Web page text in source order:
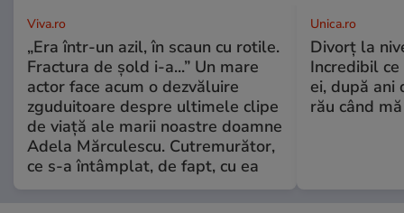
Viva.ro
„Era într-un azil, în scaun cu rotile.
Fractura de șold i-a...” Un mare
actor face acum o dezvăluire
zguduitoare despre ultimele clipe
de viață ale marii noastre doamne
Adela Mărculescu. Cutremurător,
ce s-a întâmplat, de fapt, cu ea
Unica.ro
Divorț la
Incredibil
ei, după ani
rău când